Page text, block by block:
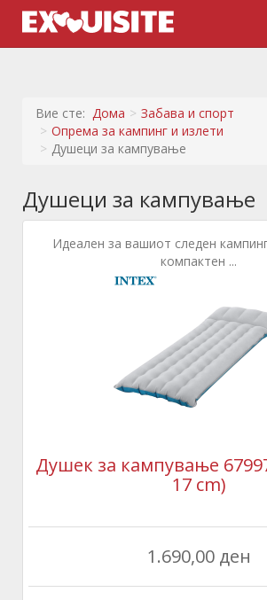
Вие сте: Дома
Забава и спорт
Опрема за кампинг и излети
Душеци за кампување
Душеци за кампување
Идеален за вашиот следен
компактен ...
Душек за кампување
17 cm)
1.690,00 ден